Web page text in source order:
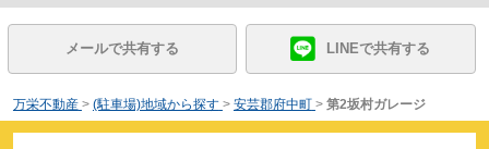
メールで共有する LINEで共有する
万栄不動産 > (駐車場)地域から探す > 安芸郡府中町 > 第2坂村ガレージ